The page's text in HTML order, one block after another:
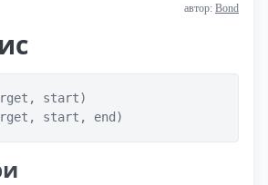
автор: Bond
start)
start, end)